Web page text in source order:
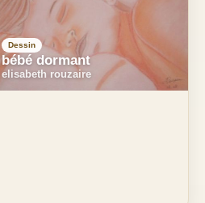
Dessin
bébé dormant
elisabeth rouzaire